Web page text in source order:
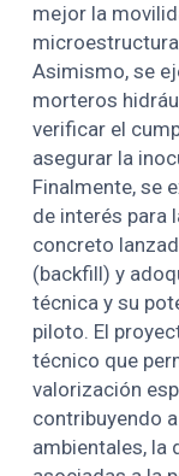
mejor la
Asimismo, se
morteros
verificar el
asegurar la
Finalmente, se
de interés para
concreto
(backfill) y
técnica y su
piloto. El
técnico que
valorización
contribuyendo
ambientales, la